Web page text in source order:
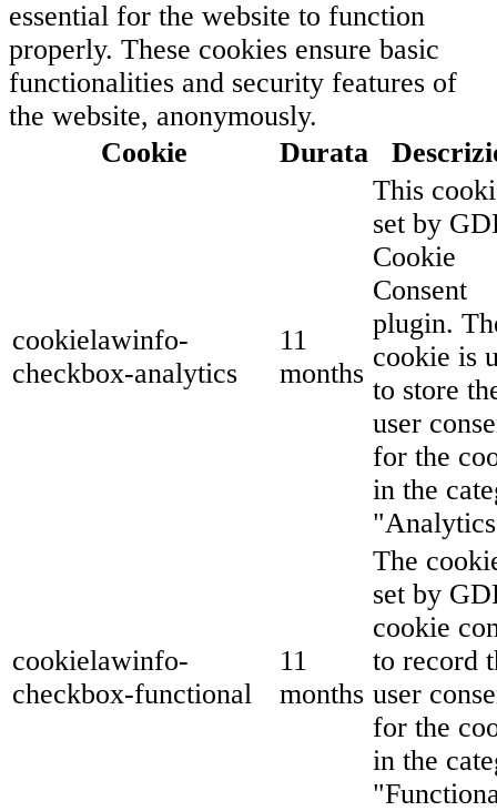
essential for the website to function
properly. These cookies ensure basic
functionalities and security features of
the website, anonymously.
Cookie
Durata
cookielawinfo-
checkbox-analytics
11
months
This
set by
Cookie
Consent
plugin.
cookie is
to store
user
for the
in the
cookielawinfo-
checkbox-functional
11
months
The
set by
cookie
to record
user
for the
in the